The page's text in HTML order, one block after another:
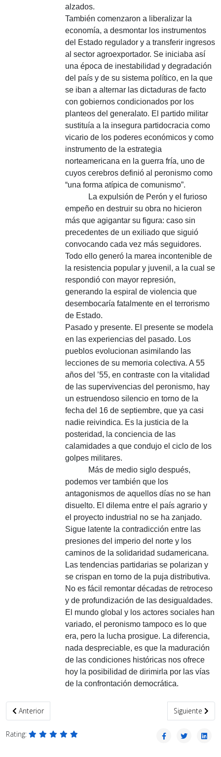
alzados.
También comenzaron a liberalizar la
economía, a desmontar los instrumentos
del Estado regulador y a transferir ingresos
al sector agroexportador. Se iniciaba así
una época de inestabilidad y degradación
del país y de su sistema político, en la que
se iban a alternar las dictaduras de facto
con gobiernos condicionados por los
planteos del generalato. El partido militar
sustituía a la insegura partidocracia como
vicario de los poderes económicos y como
instrumento de la estrategia
norteamericana en la guerra fría, uno de
cuyos cerebros definió al peronismo como
“una forma atípica de comunismo”.
La expulsión de Perón y el furioso
empeño en destruir su obra no hicieron
más que agigantar su figura: caso sin
precedentes de un exiliado que siguió
convocando cada vez más seguidores.
Todo ello generó la marea incontenible de
la resistencia popular y juvenil, a la cual se
respondió con mayor represión,
generando la espiral de violencia que
desembocaría fatalmente en el terrorismo
de Estado.
Pasado y presente. El presente se modela
en las experiencias del pasado. Los
pueblos evolucionan asimilando las
lecciones de su memoria colectiva. A 55
años del ’55, en contraste con la vitalidad
de las supervivencias del peronismo, hay
un estruendoso silencio en torno de la
fecha del 16 de septiembre, que ya casi
nadie reivindica. Es la justicia de la
posteridad, la conciencia de las
calamidades a que condujo el ciclo de los
golpes militares.
Más de medio siglo después,
podemos ver también que los
antagonismos de aquellos días no se han
disuelto. El dilema entre el país agrario y
el proyecto industrial no se ha zanjado.
Sigue latente la contradicción entre las
presiones del imperio del norte y los
caminos de la solidaridad sudamericana.
Las tendencias partidarias se polarizan y
se crispan en torno de la puja distributiva.
No es fácil remontar décadas de retroceso
y de profundización de las desigualdades.
El mundo global y los actores sociales han
variado, el peronismo tampoco es lo que
era, pero la lucha prosigue. La diferencia,
nada despreciable, es que la maduración
de las condiciones históricas nos ofrece
hoy la posibilidad de dirimirla por las vías
de la confrontación democrática.
Artículo anterior: Alias Mate Cosido
Anterior Artículo
Siguiente
Rating: